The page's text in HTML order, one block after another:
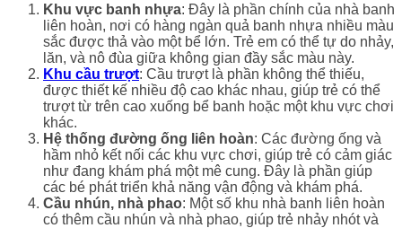
Khu vực banh nhựa: Đây là phần chính của nhà banh
liên hoàn, nơi có hàng ngàn quả banh nhựa nhiều màu
sắc được thả vào một bể lớn. Trẻ em có thể tự do nhảy,
lăn, và nô đùa giữa không gian đầy sắc màu này.
Khu cầu trượt: Cầu trượt là phần không thể thiếu,
được thiết kế nhiều độ cao khác nhau, giúp trẻ có thể
trượt từ trên cao xuống bể banh hoặc một khu vực chơi
khác.
Hệ thống đường ống liên hoàn: Các đường ống và
hầm nhỏ kết nối các khu vực chơi, giúp trẻ có cảm giác
như đang khám phá một mê cung. Đây là phần giúp
các bé phát triển khả năng vận động và khám phá.
Cầu nhún, nhà phao: Một số khu nhà banh liên hoàn
có thêm cầu nhún và nhà phao, giúp trẻ nhảy nhót và